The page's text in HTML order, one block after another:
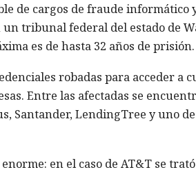
de cargos de fraude informático
tribunal federal del estado de
es de hasta 32 años de prisión.
robadas para acceder a
Entre las afectadas se
Santander, LendingTree y uno
en el caso de AT&T se